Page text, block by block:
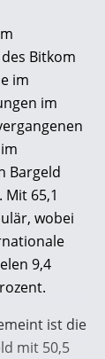
Bitkom
im
im
Bargeld
65,1
wobei
9,4
ist die
mit 50,5